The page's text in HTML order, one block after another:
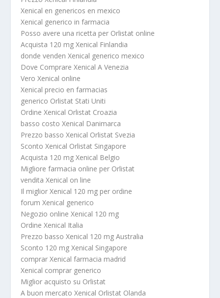
Xenical en genericos en mexico
Xenical generico in farmacia
Posso avere una ricetta per Orlistat online
Acquista 120 mg Xenical Finlandia
donde venden Xenical generico mexico
Dove Comprare Xenical A Venezia
Vero Xenical online
Xenical precio en farmacias
generico Orlistat Stati Uniti
Ordine Xenical Orlistat Croazia
basso costo Xenical Danimarca
Prezzo basso Xenical Orlistat Svezia
Sconto Xenical Orlistat Singapore
Acquista 120 mg Xenical Belgio
Migliore farmacia online per Orlistat
vendita Xenical on line
Il miglior Xenical 120 mg per ordine
forum Xenical generico
Negozio online Xenical 120 mg
Ordine Xenical Italia
Prezzo basso Xenical 120 mg Australia
Sconto 120 mg Xenical Singapore
comprar Xenical farmacia madrid
Xenical comprar generico
Miglior acquisto su Orlistat
A buon mercato Xenical Orlistat Olanda